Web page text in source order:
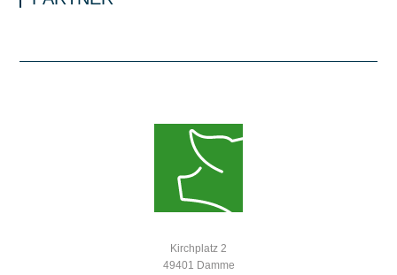
Kirchplatz 2
49401 Damme